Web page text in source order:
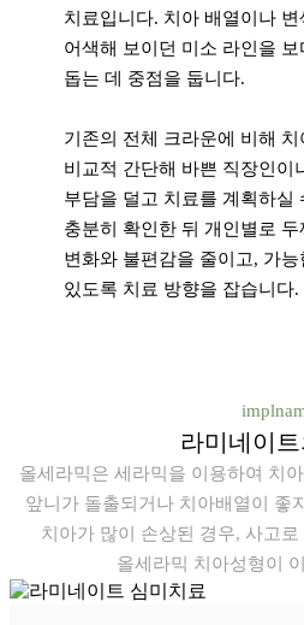
치료입니다. 치아 배열이나
어색해 보이던 미소 라인을
돕는 데 중점을 둡니다.
기존의 전체 크라운에 비해
비교적 간단해 바쁜 직장인이
부담을 덜고 치료를 계획하실
충분히 확인한 뒤 개인별로
변화와 불편감을 줄이고, 가
있도록 치료 방향을 잡습니다.
라미네이
올세라믹은 세라믹을 이용하여 치
앞니가 돌출되거나 치아배열이 좋
치아가 많이 손상된 경우, 사고
올세라믹 치아성형이